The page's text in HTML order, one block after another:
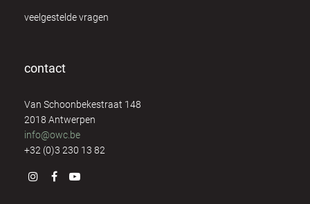
Guido Paeps
Ilse Geusens
Ingrid Debert
Irene Nolte
Isabelle Verstraeten
veelgestelde vragen
contact
Van Schoonbekestraat 148
2018 Antwerpen
info@owc.be
+32 (0)3 230 13 82